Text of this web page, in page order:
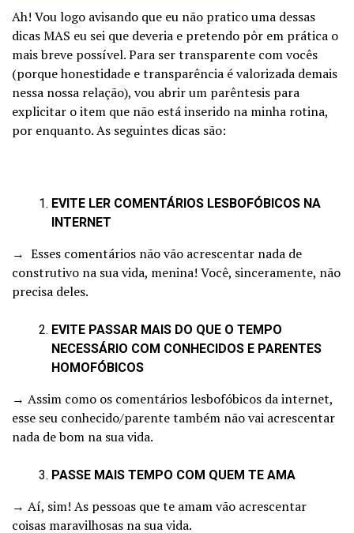
Ah! Vou logo avisando que eu não pratico uma dessas
dicas MAS eu sei que deveria e pretendo pôr em prática o
mais breve possível. Para ser transparente com vocês
(porque honestidade e transparência é valorizada demais
nessa nossa relação), vou abrir um parêntesis para
explicitar o item que não está inserido na minha rotina,
por enquanto. As seguintes dicas são:
EVITE LER COMENTÁRIOS LESBOFÓBICOS NA
INTERNET
→ Esses comentários não vão acrescentar nada de
construtivo na sua vida, menina! Você, sinceramente, não
precisa deles.
EVITE PASSAR MAIS DO QUE O TEMPO
NECESSÁRIO COM CONHECIDOS E PARENTES
HOMOFÓBICOS
→ Assim como os comentários lesbofóbicos da internet,
esse seu conhecido/parente também não vai acrescentar
nada de bom na sua vida.
PASSE MAIS TEMPO COM QUEM TE AMA
→ Aí, sim! As pessoas que te amam vão acrescentar
coisas maravilhosas na sua vida.